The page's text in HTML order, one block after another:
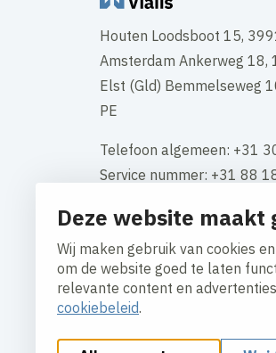
Deze website maakt
Wij maken gebruik van cookies
om de website goed te laten
relevante content en
cookiebeleid.
Houten Loodsboot 15,
Amsterdam Ankerweg 18,
Elst (Gld) Bemmelseweg
PE
Telefoon algemeen: +31
Service nummer: +31 88
KVK-nummer: 34117661
BTW: NL 808549534B01
Contact